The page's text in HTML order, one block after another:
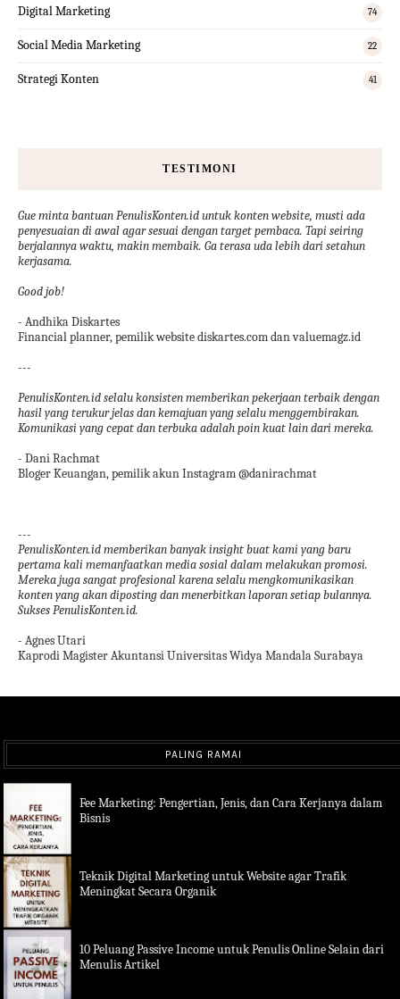
Digital Marketing 74
Social Media Marketing 22
Strategi Konten 41
TESTIMONI
Gue minta bantuan PenulisKonten.id untuk konten website, musti ada
penyesuaian di awal agar sesuai dengan target pembaca. Tapi seiring
berjalannya waktu, makin membaik. Ga terasa uda lebih dari setahun
kerjasama.
Good job!
- Andhika Diskartes
Financial planner, pemilik website diskartes.com dan valuemagz.id
---
PenulisKonten.id selalu konsisten memberikan pekerjaan terbaik dengan
hasil yang terukur jelas dan kemajuan yang selalu menggembirakan.
Komunikasi yang cepat dan terbuka adalah poin kuat lain dari mereka.
- Dani Rachmat
Bloger Keuangan, pemilik akun Instagram @danirachmat
---
PenulisKonten.id memberikan banyak insight buat kami yang baru
pertama kali memanfaatkan media sosial dalam melakukan promosi.
Mereka juga sangat profesional karena selalu mengkomunikasikan
konten yang akan diposting dan menerbitkan laporan setiap bulannya.
Sukses PenulisKonten.id.
- Agnes Utari
Kaprodi Magister Akuntansi Universitas Widya Mandala Surabaya
PALING RAMAI
Fee Marketing: Pengertian, Jenis, dan Cara Kerjanya dalam
Bisnis
Teknik Digital Marketing untuk Website agar Trafik
Meningkat Secara Organik
10 Peluang Passive Income untuk Penulis Online Selain dari
Menulis Artikel